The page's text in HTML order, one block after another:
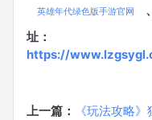
英雄年代绿色版手游官网 、
址：
https://
上一篇： 《玩法攻略